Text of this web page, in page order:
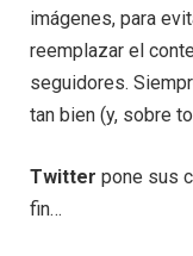
imágenes, para
reemplazar el
seguidores.
tan bien (y, sobre
Twitter pone sus
fin…